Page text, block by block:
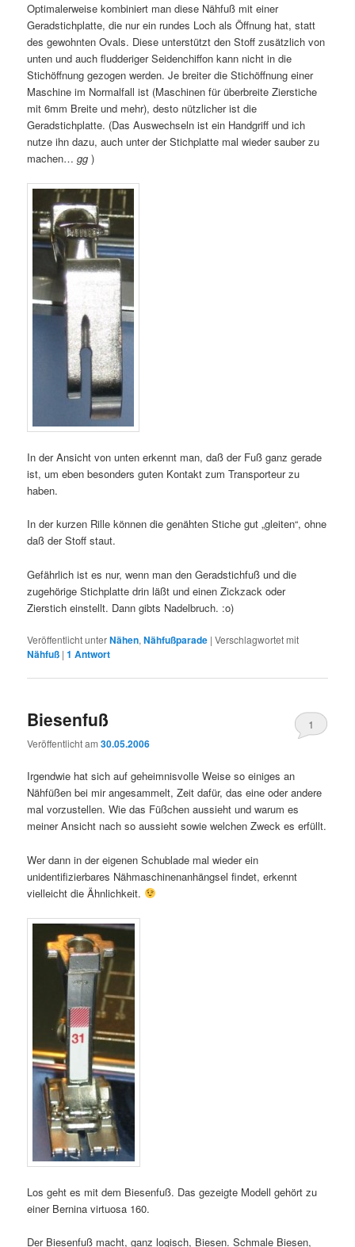
Optimalerweise kombiniert man diese Nähfuß mit einer
Geradstichplatte, die nur ein rundes Loch als Öffnung hat, statt
des gewohnten Ovals. Diese unterstützt den Stoff zusätzlich von
unten und auch fludderiger Seidenchiffon kann nicht in die
Stichöffnung gezogen werden. Je breiter die Stichöffnung einer
Maschine im Normalfall ist (Maschinen für überbreite Zierstiche
mit 6mm Breite und mehr), desto nützlicher ist die
Geradstichplatte. (Das Auswechseln ist ein Handgriff und ich
nutze ihn dazu, auch unter der Stichplatte mal wieder sauber zu
machen…gg )
In der Ansicht von unten erkennt man, daß der Fuß ganz gerade
ist, um eben besonders guten Kontakt zum Transporteur zu
haben.
In der kurzen Rille können die genähten Stiche gut „gleiten“, ohne
daß der Stoff staut.
Gefährlich ist es nur, wenn man den Geradstichfuß und die
zugehörige Stichplatte drin läßt und einen Zickzack oder
Zierstich einstellt. Dann gibts Nadelbruch. :o)
Veröffentlicht unterNähen,Nähfußparade |Verschlagwortet mit
Nähfuß |1 Antwort
Biesenfuß
Veröffentlicht am30.05.2006
1
Irgendwie hat sich auf geheimnisvolle Weise so einiges an
Nähfüßen bei mir angesammelt, Zeit dafür, das eine oder andere
mal vorzustellen. Wie das Füßchen aussieht und warum es
meiner Ansicht nach so aussieht sowie welchen Zweck es erfüllt.
Wer dann in der eigenen Schublade mal wieder ein
unidentifizierbares Nähmaschinenanhängsel findet, erkennt
vielleicht die Ähnlichkeit.
Los geht es mit dem Biesenfuß. Das gezeigte Modell gehört zu
einer Bernina virtuosa 160.
Der Biesenfuß macht, ganz logisch, Biesen. Schmale Biesen,